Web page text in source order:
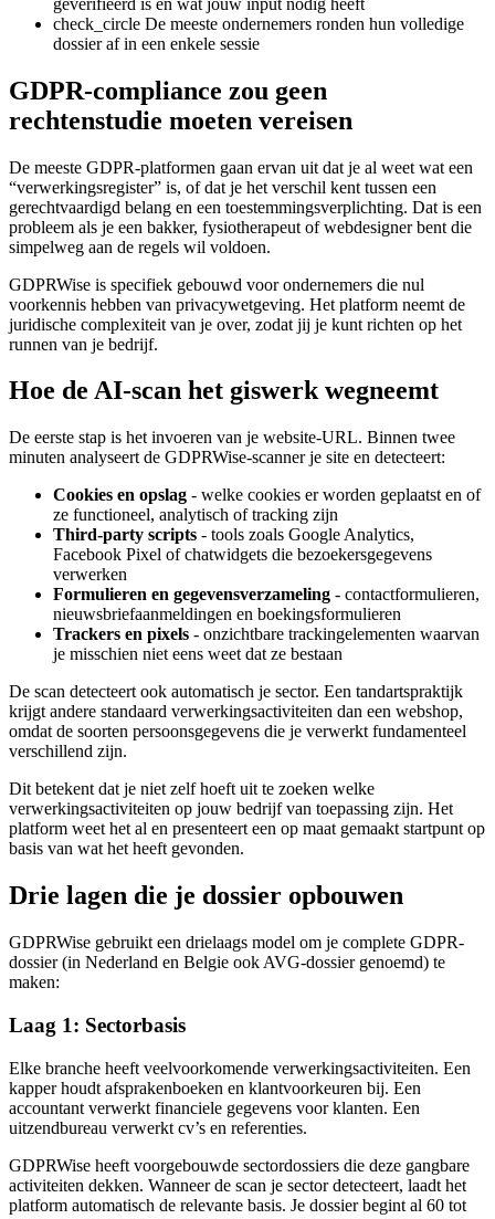
check_circle De meeste ondernemers ronden hun volledige
dossier af in een enkele sessie
GDPR-compliance zou geen
rechtenstudie moeten vereisen
De meeste GDPR-platformen gaan ervan uit dat je al weet wat een
“verwerkingsregister” is, of dat je het verschil kent tussen een
gerechtvaardigd belang en een toestemmingsverplichting. Dat is een
probleem als je een bakker, fysiotherapeut of webdesigner bent die
simpelweg aan de regels wil voldoen.
GDPRWise is specifiek gebouwd voor ondernemers die nul
voorkennis hebben van privacywetgeving. Het platform neemt de
juridische complexiteit van je over, zodat jij je kunt richten op het
runnen van je bedrijf.
Hoe de AI-scan het giswerk wegneemt
De eerste stap is het invoeren van je website-URL. Binnen twee
minuten analyseert de GDPRWise-scanner je site en detecteert:
Cookies en opslag - welke cookies er worden geplaatst en of
ze functioneel, analytisch of tracking zijn
Third-party scripts - tools zoals Google Analytics,
Facebook Pixel of chatwidgets die bezoekersgegevens
verwerken
Formulieren en gegevensverzameling - contactformulieren,
nieuwsbriefaanmeldingen en boekingsformulieren
Trackers en pixels - onzichtbare trackingelementen waarvan
je misschien niet eens weet dat ze bestaan
De scan detecteert ook automatisch je sector. Een tandartspraktijk
krijgt andere standaard verwerkingsactiviteiten dan een webshop,
omdat de soorten persoonsgegevens die je verwerkt fundamenteel
verschillend zijn.
Dit betekent dat je niet zelf hoeft uit te zoeken welke
verwerkingsactiviteiten op jouw bedrijf van toepassing zijn. Het
platform weet het al en presenteert een op maat gemaakt startpunt op
basis van wat het heeft gevonden.
Drie lagen die je dossier opbouwen
GDPRWise gebruikt een drielaags model om je complete GDPR-
dossier (in Nederland en Belgie ook AVG-dossier genoemd) te
maken:
Laag 1: Sectorbasis
Elke branche heeft veelvoorkomende verwerkingsactiviteiten. Een
kapper houdt afsprakenboeken en klantvoorkeuren bij. Een
accountant verwerkt financiele gegevens voor klanten. Een
uitzendbureau verwerkt cv’s en referenties.
GDPRWise heeft voorgebouwde sectordossiers die deze gangbare
activiteiten dekken. Wanneer de scan je sector detecteert, laadt het
platform automatisch de relevante basis. Je dossier begint al 60 tot